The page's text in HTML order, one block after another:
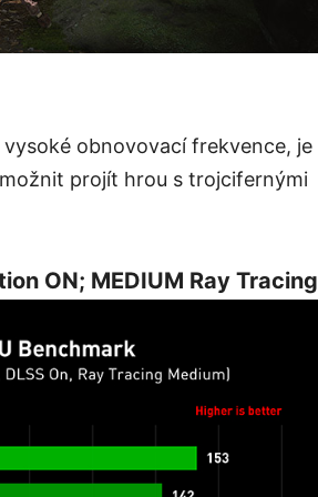
obnovovací frekvence, je
projít hrou s trojcifernými
ON; MEDIUM Ray Tracing